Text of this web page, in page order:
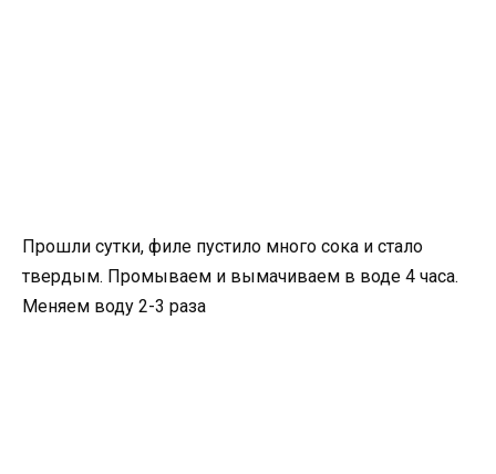
Прошли сутки, филе пустило много сока и стало
твердым. Промываем и вымачиваем в воде 4 часа.
Меняем воду 2-3 раза